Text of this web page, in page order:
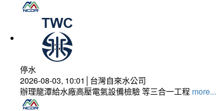
停水
2026-08-03, 10:01│台灣自來水公司
辦理龍潭給水廠高壓電氣設備檢驗 等三合一工程 more...